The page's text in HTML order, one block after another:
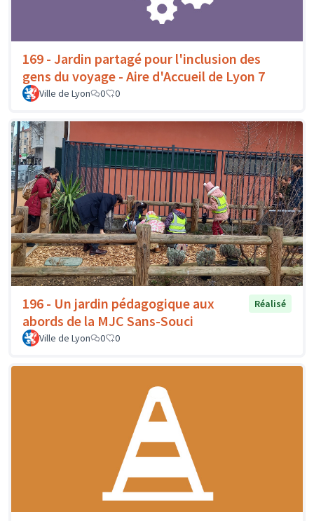
169 - Jardin partagé pour l'inclusion des
gens du voyage - Aire d'Accueil de Lyon 7
Ville de Lyon 0 0
196 - Un jardin pédagogique aux
abords de la MJC Sans-Souci
Réalisé
Ville de Lyon 0 0